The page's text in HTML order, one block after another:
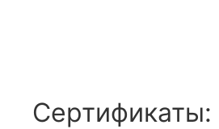
Сертификаты: